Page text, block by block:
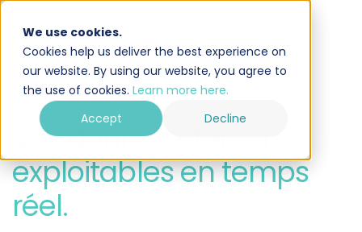
We use cookies.
Cookies help us deliver the best experience on
our website. By using our website, you agree to
the use of cookies. Learn more here.
Accept
Decline
— ANALYSE & EXPORT
Vos données terrain,
exploitables en temps
réel.